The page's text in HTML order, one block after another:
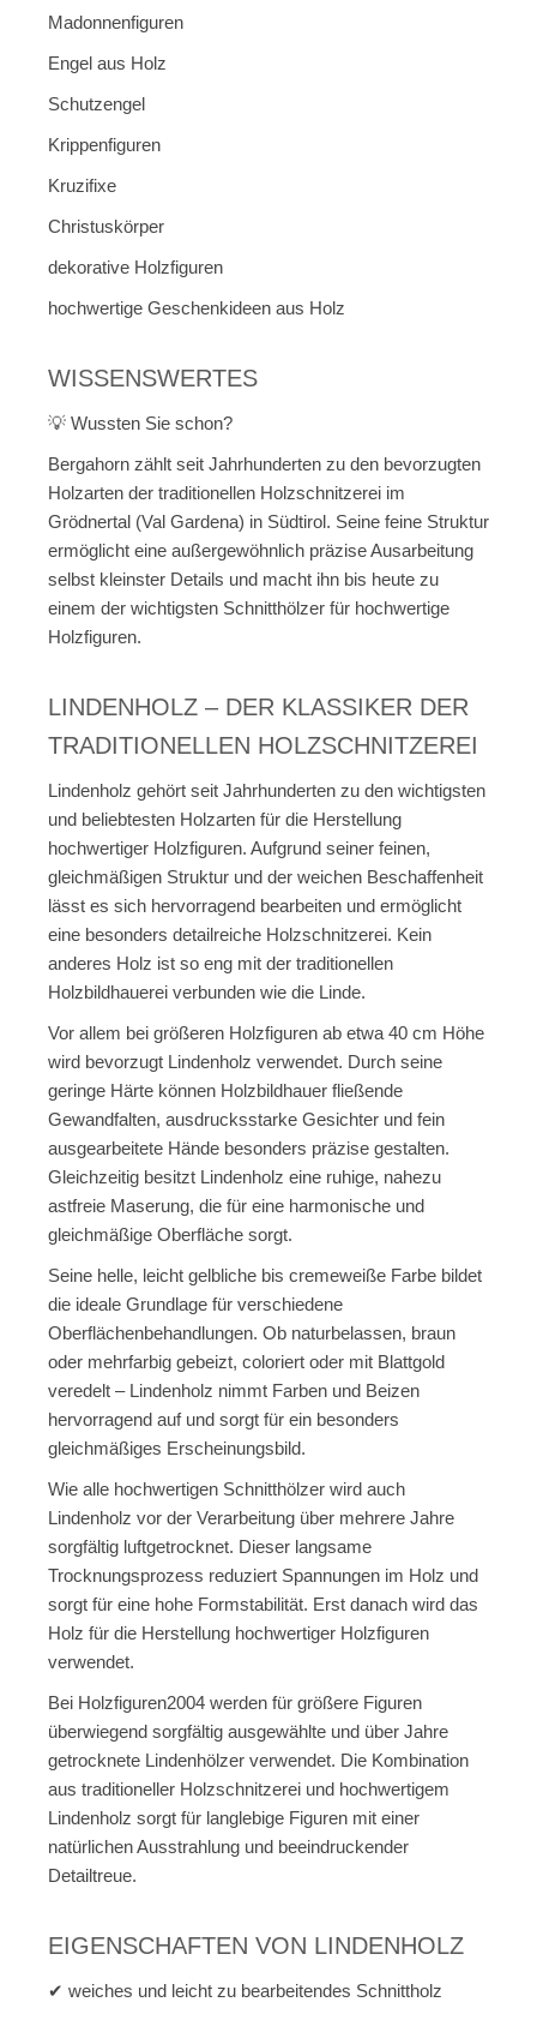
Madonnenfiguren
Engel aus Holz
Schutzengel
Krippenfiguren
Kruzifixe
Christuskörper
dekorative Holzfiguren
hochwertige Geschenkideen aus Holz
WISSENSWERTES
💡 Wussten Sie schon?
Bergahorn zählt seit Jahrhunderten zu den bevorzugten
Holzarten der traditionellen Holzschnitzerei im
Grödnertal (Val Gardena) in Südtirol. Seine feine Struktur
ermöglicht eine außergewöhnlich präzise Ausarbeitung
selbst kleinster Details und macht ihn bis heute zu
einem der wichtigsten Schnitthölzer für hochwertige
Holzfiguren.
LINDENHOLZ – DER KLASSIKER DER
TRADITIONELLEN HOLZSCHNITZEREI
Lindenholz gehört seit Jahrhunderten zu den wichtigsten
und beliebtesten Holzarten für die Herstellung
hochwertiger Holzfiguren. Aufgrund seiner feinen,
gleichmäßigen Struktur und der weichen Beschaffenheit
lässt es sich hervorragend bearbeiten und ermöglicht
eine besonders detailreiche Holzschnitzerei. Kein
anderes Holz ist so eng mit der traditionellen
Holzbildhauerei verbunden wie die Linde.
Vor allem bei größeren Holzfiguren ab etwa 40 cm Höhe
wird bevorzugt Lindenholz verwendet. Durch seine
geringe Härte können Holzbildhauer fließende
Gewandfalten, ausdrucksstarke Gesichter und fein
ausgearbeitete Hände besonders präzise gestalten.
Gleichzeitig besitzt Lindenholz eine ruhige, nahezu
astfreie Maserung, die für eine harmonische und
gleichmäßige Oberfläche sorgt.
Seine helle, leicht gelbliche bis cremeweiße Farbe bildet
die ideale Grundlage für verschiedene
Oberflächenbehandlungen. Ob naturbelassen, braun
oder mehrfarbig gebeizt, coloriert oder mit Blattgold
veredelt – Lindenholz nimmt Farben und Beizen
hervorragend auf und sorgt für ein besonders
gleichmäßiges Erscheinungsbild.
Wie alle hochwertigen Schnitthölzer wird auch
Lindenholz vor der Verarbeitung über mehrere Jahre
sorgfältig luftgetrocknet. Dieser langsame
Trocknungsprozess reduziert Spannungen im Holz und
sorgt für eine hohe Formstabilität. Erst danach wird das
Holz für die Herstellung hochwertiger Holzfiguren
verwendet.
Bei Holzfiguren2004 werden für größere Figuren
überwiegend sorgfältig ausgewählte und über Jahre
getrocknete Lindenhölzer verwendet. Die Kombination
aus traditioneller Holzschnitzerei und hochwertigem
Lindenholz sorgt für langlebige Figuren mit einer
natürlichen Ausstrahlung und beeindruckender
Detailtreue.
EIGENSCHAFTEN VON LINDENHOLZ
✔ weiches und leicht zu bearbeitendes Schnittholz